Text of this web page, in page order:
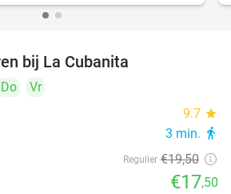
bij La Cubanita
Do
Vr
9.7 star
3 min. directions_walk
Regulier €19,50
€17,50